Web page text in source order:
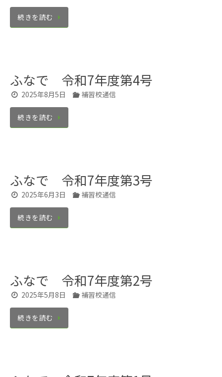
続きを読む
ふなで 令和7年度第4号
2025年8月5日 補習校通信
続きを読む
ふなで 令和7年度第3号
2025年6月3日 補習校通信
続きを読む
ふなで 令和7年度第2号
2025年5月8日 補習校通信
続きを読む